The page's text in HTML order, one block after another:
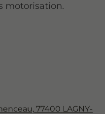
77400 LAGNY-
motorisation.